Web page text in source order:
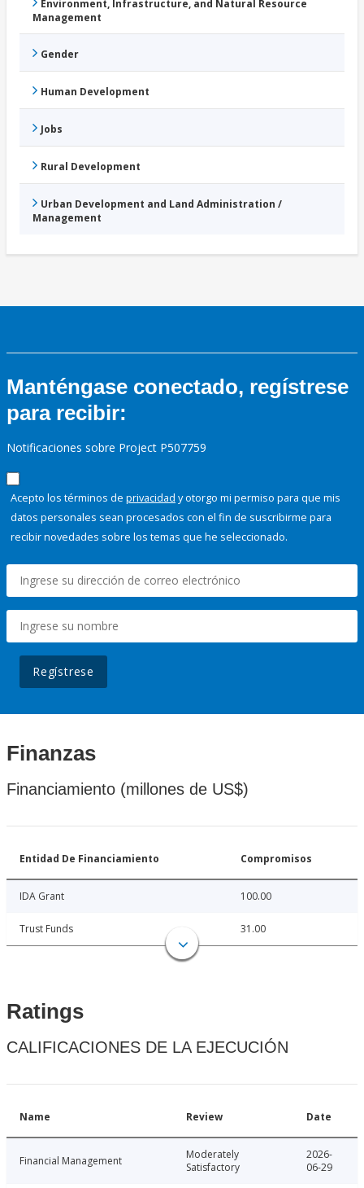
Environment, Infrastructure, and Natural Resource
Management
Gender
Human Development
Jobs
Rural Development
Urban Development and Land Administration /
Management
Manténgase conectado, regístrese
para recibir:
Notificaciones sobre Project P507759
Acepto los términos de privacidad y otorgo mi permiso para que mis
datos personales sean procesados con el fin de suscribirme para
recibir novedades sobre los temas que he seleccionado.
Regístrese
Finanzas
Financiamiento (millones de US$)
Entidad De Financiamiento Compromisos
IDA Grant 100.00
Trust Funds 31.00
Ratings
CALIFICACIONES DE LA EJECUCIÓN
Name Review Date
Financial Management
Moderately
Satisfactory
2026-
06-29